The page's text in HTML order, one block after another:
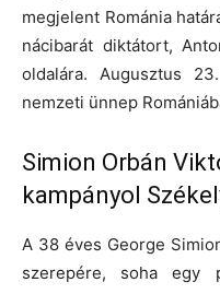
megjelent Románia
nácibarát diktátort,
oldalára. Augusztus
nemzeti ünnep
Simion Orbán
kampányol
A 38 éves George
szerepére, soha egy